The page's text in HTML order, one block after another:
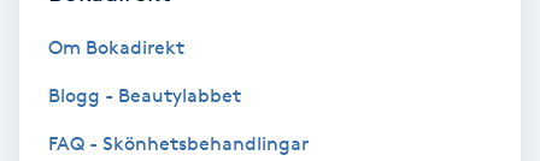
Color correction
Cryoterapi
Om Bokadirekt
Blogg - Beautylabbet
FAQ - Skönhetsbehandlingar